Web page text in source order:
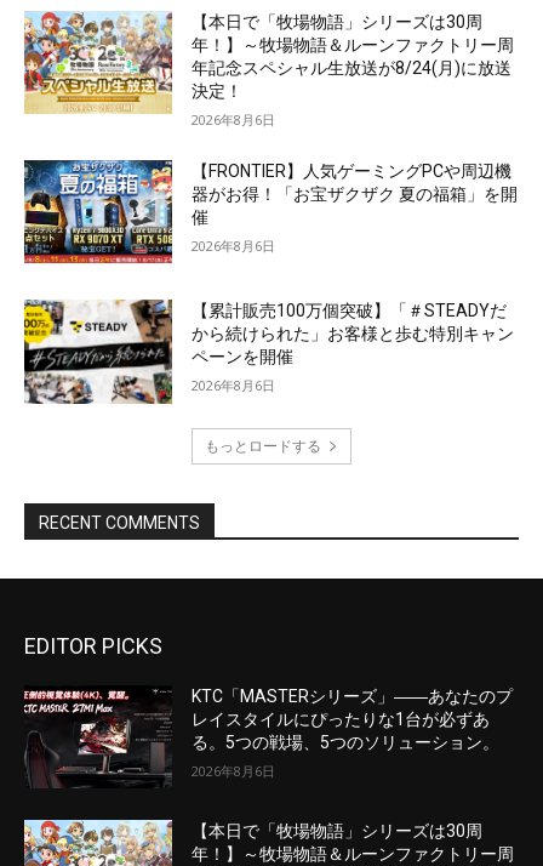
EDITOR PICKS
KTC「MASTERシリーズ」――あなたのプ
レイスタイルにぴったりな1台が必ずあ
る。5つの戦場、5つのソリューション。
2026年8月6日
【本日で「牧場物語」シリーズは30周
年！】～牧場物語＆ルーンファクトリー周